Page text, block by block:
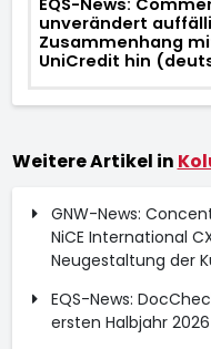
EQS-News:
unverändert
Zusammenhang
UniCredit hin
Weitere Artikel in
GNW-News:
NiCE International
Neugestaltung der
EQS-News:
ersten Halbjahr